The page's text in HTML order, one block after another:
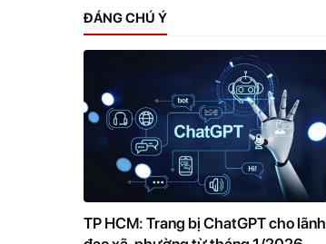
ĐÁNG CHÚ Ý
TP HCM: Trang bị ChatGPT cho lãnh